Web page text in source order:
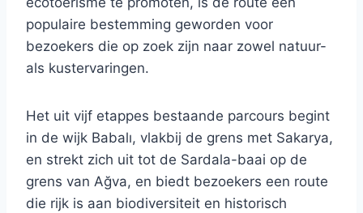
populaire bestemming geworden voor
bezoekers die op zoek zijn naar zowel natuur-
als kustervaringen.
Het uit vijf etappes bestaande parcours begint
in de wijk Babalı, vlakbij de grens met Sakarya,
en strekt zich uit tot de Sardala-baai op de
grens van Ağva, en biedt bezoekers een route
die rijk is aan biodiversiteit en historisch